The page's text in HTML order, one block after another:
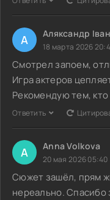
А Аляксандр
18 марта 2026
Смотрел запоем,
Игра актеров
Рекомендую тем,
Ответить
A Anna Volkova
20 мая 2026 05:40
Сюжет зашëл, прям
нереально. Спасибо